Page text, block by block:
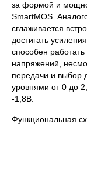
за формой и
SmartMOS.
сглаживается
достигать
способен
напряжений,
передачи и выбор
уровнями от 0 до
-1,8В.
Функциональная